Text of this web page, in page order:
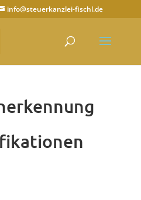
info@steuerkanzlei-fischl.de